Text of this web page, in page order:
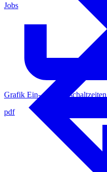
Grafik Ein- und Ausschaltzeiten
pdf
Jobs